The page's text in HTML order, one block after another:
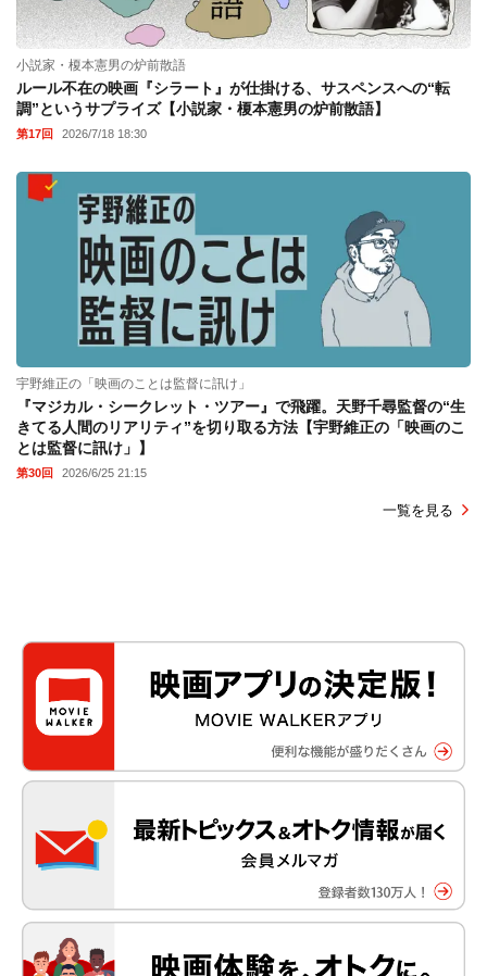
小説家・榎本憲男の炉前散語
ルール不在の映画『シラート』が仕掛ける、サスペンスへの“転
調”というサプライズ【小説家・榎本憲男の炉前散語】
第17回 2026/7/18 18:30
宇野維正の「映画のことは監督に訊け」
『マジカル・シークレット・ツアー』で飛躍。天野千尋監督の“生
きてる人間のリアリティ”を切り取る方法【宇野維正の「映画のこ
とは監督に訊け」】
第30回 2026/6/25 21:15
一覧を見る